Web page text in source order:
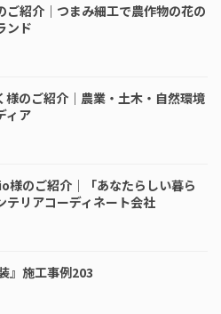
ご紹介｜つまみ細工で農作物の花の
ンド
様のご紹介｜農業・土木・自然環境
ィア
様のご紹介｜「あなたらしい暮ら
テリアコーディネート会社
』施工事例203